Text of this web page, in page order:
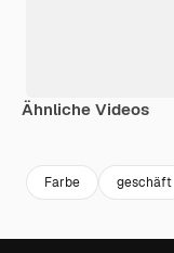
Ähnliche Videos
Farbe geschäft